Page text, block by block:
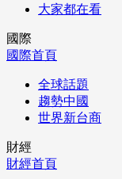
大家都在看
國際
國際首頁
全球話題
趨勢中國
世界新台商
財經
財經首頁